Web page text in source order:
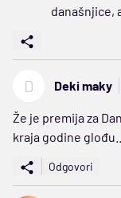
današnjice,
D Deki maky
Že je premija za
kraja godine
Odgovori